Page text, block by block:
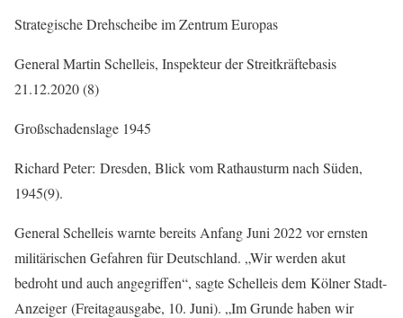
Strategische Drehscheibe im Zentrum Europas
General Martin Schelleis, Inspekteur der Streitkräftebasis
21.12.2020 (8)
Großschadenslage 1945
Richard Peter: Dresden, Blick vom Rathausturm nach Süden,
1945(9).
General Schelleis warnte bereits Anfang Juni 2022 vor ernsten
militärischen Gefahren für Deutschland. „Wir werden akut
bedroht und auch angegriffen“, sagte Schelleis dem Kölner Stadt-
Anzeiger (Freitagausgabe, 10. Juni). „Im Grunde haben wir